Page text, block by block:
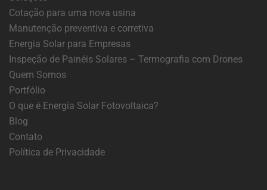
Cotação para uma nova usina
Manutenção preventiva e corretiva
Energia Solar para Empresas
Inspeção de Painéis Solares – Termografia com Drones
Quem Somos
Portfólio
O que é Energia Solar Fotovoltaica?
Blog
Contato
Política de Privacidade